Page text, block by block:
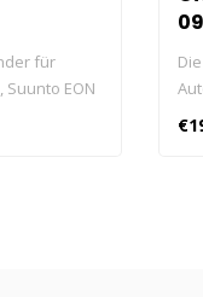
für
Suunto EON